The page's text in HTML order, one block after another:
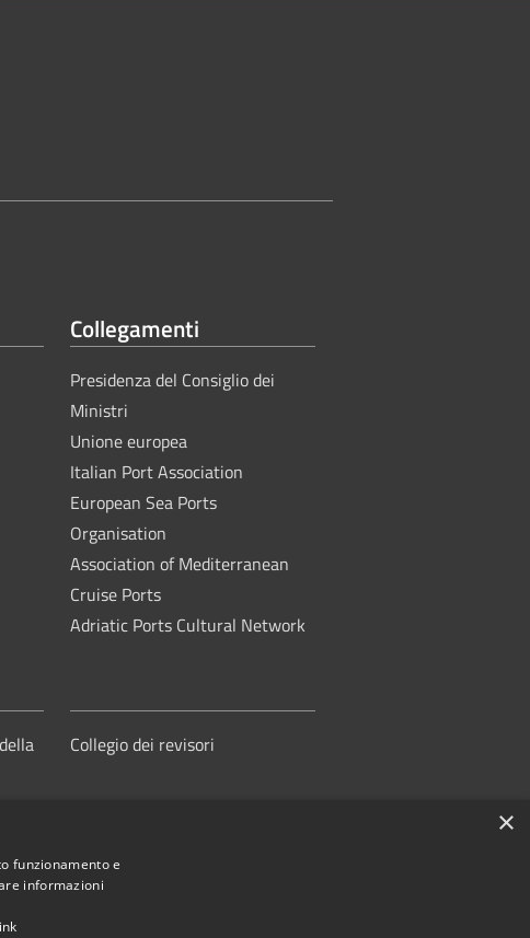
Collegamenti
Presidenza del Consiglio dei
Ministri
Unione europea
Italian Port Association
European Sea Ports
Organisation
Association of Mediterranean
Cruise Ports
Adriatic Ports Cultural Network
Collegio dei revisori
×
funzionamento e
informazioni